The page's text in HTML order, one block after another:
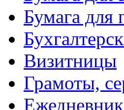
Бумага для
Визитницы
Грамоты,